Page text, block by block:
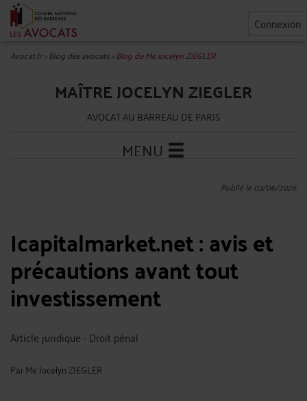
Connexion
Avocat.fr>Blog des avocats>Blog de Me Jocelyn ZIEGLER
MAÎTRE JOCELYN ZIEGLER
AVOCAT AU BARREAU DE PARIS
MENU
Publié le 03/06/2026
Icapitalmarket.net : avis et
précautions avant tout
investissement
Article juridique - Droit pénal
ParMe Jocelyn ZIEGLER